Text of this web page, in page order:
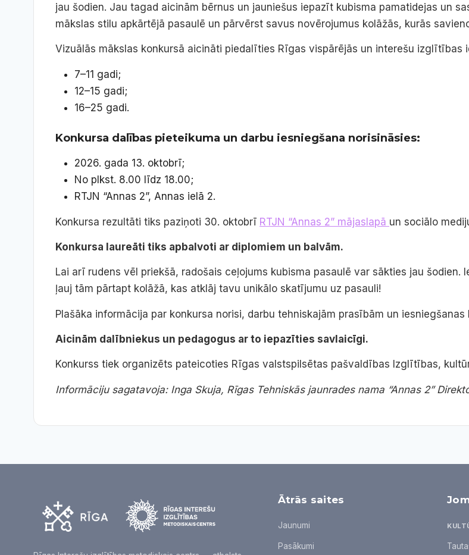
jau šodien. Jau tagad aicinām bērnus un jauniešus iepazīt kubisma pamatidejas un
mākslas stilu apkārtējā pasaulē un pārvērst savus novērojumus kolāžās, kurās
Vizuālās mākslas konkursā aicināti piedalīties Rīgas vispārējās un interešu izglītības
7–11 gadi;
12–15 gadi;
16–25 gadi.
Konkursa dalības pieteikuma un darbu iesniegšana norisināsies:
2026. gada 13. oktobrī;
No plkst. 8.00 līdz 18.00;
RTJN “Annas 2”, Annas ielā 2.
Konkursa rezultāti tiks paziņoti 30. oktobrī RTJN “Annas 2” mājaslapā un sociālo
Konkursa laureāti tiks apbalvoti ar diplomiem un balvām.
Lai arī rudens vēl priekšā, radošais ceļojums kubisma pasaulē var sākties jau
ļauj tām pārtapt kolāžā, kas atklāj tavu unikālo skatījumu uz pasauli!
Plašāka informācija par konkursa norisi, darbu tehniskajām prasībām un
Aicinām dalībniekus un pedagogus ar to iepazīties savlaicīgi.
Konkurss tiek organizēts pateicoties Rīgas valstspilsētas pašvaldības Izglītības,
Informāciju sagatavoja: Inga Skuja, Rīgas Tehniskās jaunrades nama “Annas 2”
Ātrās saites
Jaunumi
Pasākumi